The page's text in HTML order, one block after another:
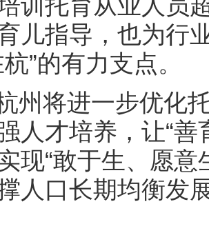
儿指导，也为行
”的有力支点。
州将进一步优化
人才培养，让“
现“敢于生、愿
人口长期均衡发